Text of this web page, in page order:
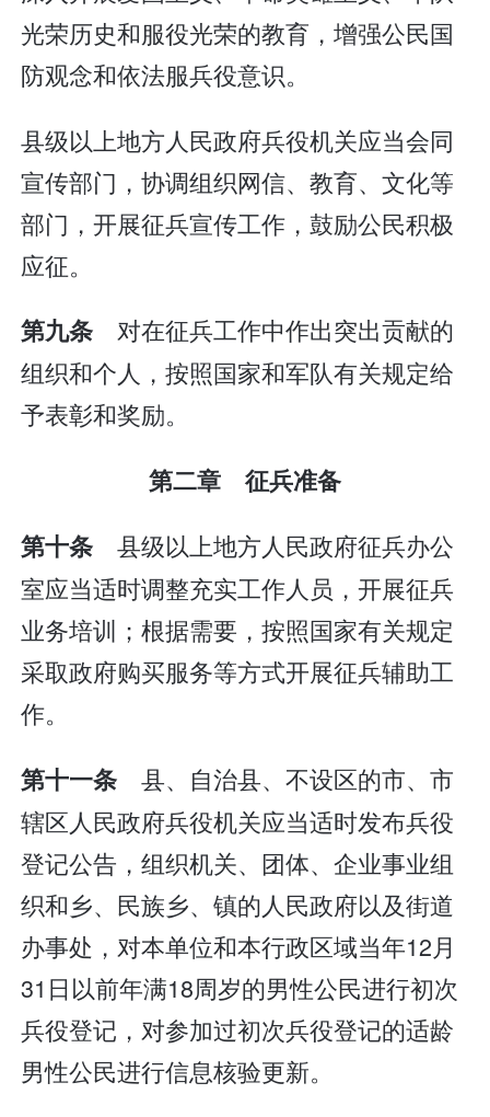
光荣历史和服役光荣的教育，增强公民国
防观念和依法服兵役意识。
县级以上地方人民政府兵役机关应当会同
宣传部门，协调组织网信、教育、文化等
部门，开展征兵宣传工作，鼓励公民积极
应征。
第九条 对在征兵工作中作出突出贡献的
组织和个人，按照国家和军队有关规定给
予表彰和奖励。
第二章 征兵准备
第十条 县级以上地方人民政府征兵办公
室应当适时调整充实工作人员，开展征兵
业务培训；根据需要，按照国家有关规定
采取政府购买服务等方式开展征兵辅助工
作。
第十一条 县、自治县、不设区的市、市
辖区人民政府兵役机关应当适时发布兵役
登记公告，组织机关、团体、企业事业组
织和乡、民族乡、镇的人民政府以及街道
办事处，对本单位和本行政区域当年12月
31日以前年满18周岁的男性公民进行初次
兵役登记，对参加过初次兵役登记的适龄
男性公民进行信息核验更新。